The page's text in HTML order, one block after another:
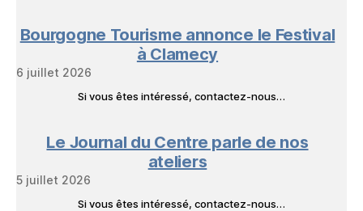
Bourgogne Tourisme annonce le Festival
à Clamecy
6 juillet 2026
Si vous êtes intéressé, contactez-nous…
Le Journal du Centre parle de nos
ateliers
5 juillet 2026
Si vous êtes intéressé, contactez-nous…